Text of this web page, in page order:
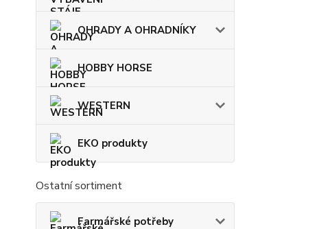
OHRADY A OHRADNÍKY
HOBBY HORSE
WESTERN
EKO produkty
Ostatní sortiment
Farmářské potřeby